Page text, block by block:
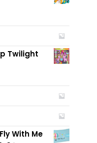
Twilight
With Me